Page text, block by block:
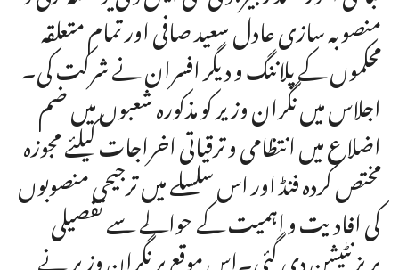
منصوبہ سازی عادل سعید صافی اور تمام متعلقہ
محکموں کے پلاننگ و دیگر افسران نے شرکت کی۔
اجلاس میں نگران وزیر کو مذکورہ شعبوں میں ضم
اضلاع میں انتظامی و ترقیاتی اخراجات کیلئے مجوزہ
مختص کردہ فنڈ اور اس سلسلے میں ترجیحی منصوبوں
کی افادیت و اہمیت کے حوالے سے تفصیلی
پریزنٹیشن دی گئی۔اس موقع پر نگران وزیر نے